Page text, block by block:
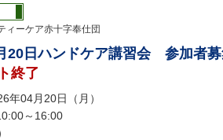
ィーケア赤十字奉仕団
20日ハンドケア講習会 参加者
終了
年04月20日（月）
～16:00